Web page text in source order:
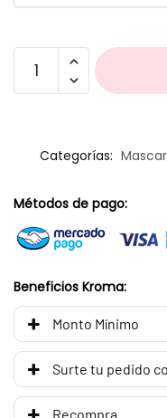
Categorías:
Métodos de pago:
Beneficios Kroma:
Monto Mínimo
Surte tu pedido
Recompra